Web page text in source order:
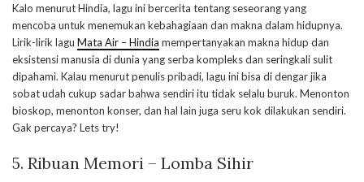
Kalo menurut Hindia, lagu ini bercerita tentang seseorang yang
mencoba untuk menemukan kebahagiaan dan makna dalam hidupnya.
Lirik-lirik lagu Mata Air – Hindia mempertanyakan makna hidup dan
eksistensi manusia di dunia yang serba kompleks dan seringkali sulit
dipahami. Kalau menurut penulis pribadi, lagu ini bisa di dengar jika
sobat udah cukup sadar bahwa sendiri itu tidak selalu buruk. Menonton
bioskop, menonton konser, dan hal lain juga seru kok dilakukan sendiri.
Gak percaya? Lets try!
5. Ribuan Memori – Lomba Sihir